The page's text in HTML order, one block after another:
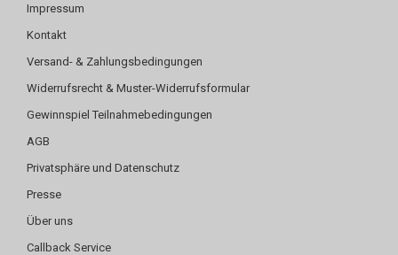
Impressum
Kontakt
Versand- & Zahlungsbedingungen
Widerrufsrecht & Muster-Widerrufsformular
Gewinnspiel Teilnahmebedingungen
AGB
Privatsphäre und Datenschutz
Presse
Über uns
Callback Service